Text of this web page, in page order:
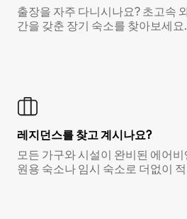
출장을 자주 다니시나요? 초고속
간을 갖춘 장기 숙소를 찾아보세요.
레지던스를 찾고 계시나요?
모든 가구와 시설이 완비된 에어
원용 숙소나 임시 숙소로 더없이